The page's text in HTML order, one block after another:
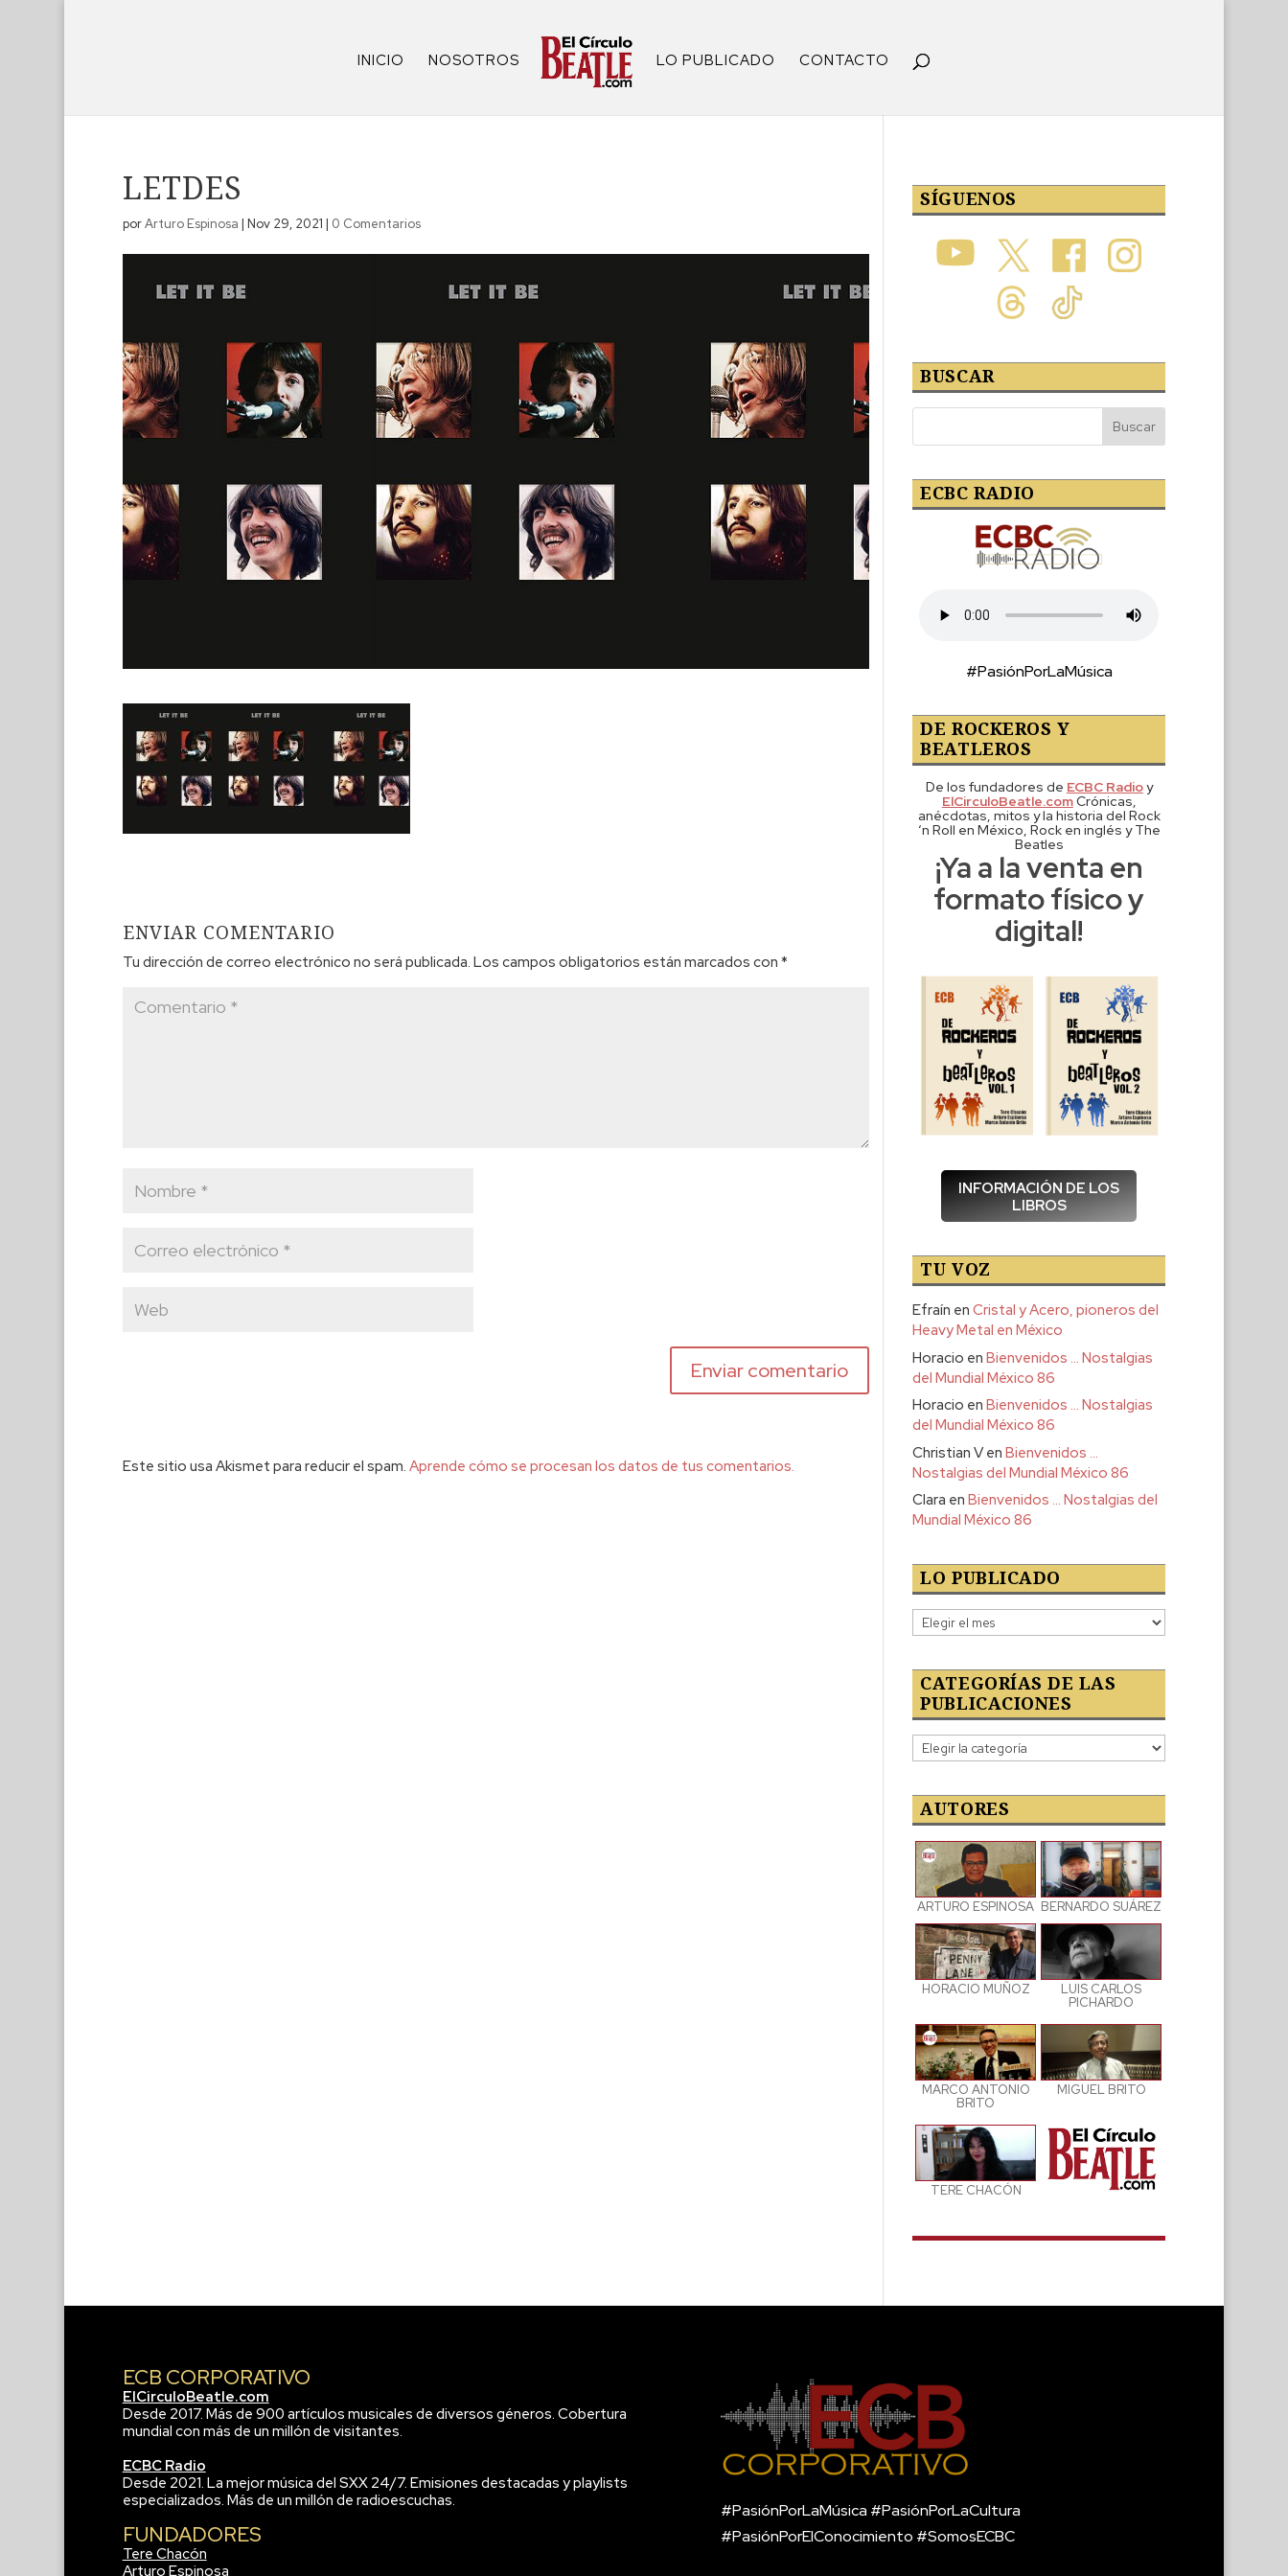
INICIO NOSOTROS LO PUBLICADO CONTACTO
LETDES
porArturo Espinosa | Nov 29, 2021 | 0 Comentarios
ENVIAR COMENTARIO
Tu dirección de correo electrónico no será publicada. Los campos obligatorios están marcados con *
Este sitio usa Akismet para reducir el spam. Aprende cómo se procesan los datos de tus comentarios.
SÍGUENOS
BUSCAR
ECBC RADIO
#PasiónPorLaMúsica
DE ROCKEROS Y
BEATLEROS
De los fundadores de ECBC Radioy
ElCirculoBeatle.comCrónicas,
anécdotas, mitos y la historia del Rock
‘n Roll en México, Rock en inglés y The
Beatles
¡Ya a la venta en
formato físico y
digital!
INFORMACIÓN DE LOS
LIBROS
TU VOZ
Efraín enCristal y Acero, pioneros del
Heavy Metal en México
Horacio enBienvenidos … Nostalgias
del Mundial México 86
Horacio enBienvenidos … Nostalgias
del Mundial México 86
Christian VenBienvenidos …
Nostalgias del Mundial México 86
Clara enBienvenidos … Nostalgias del
Mundial México 86
LO PUBLICADO
Lo
publicado
CATEGORÍAS DE LAS
PUBLICACIONES
Categorías
de
publicaciones
AUTORES
ARTURO ESPINOSA BERNARDO SUÁREZ
HORACIO MUÑOZ
LUIS CARLOS
PICHARDO
MARCO ANTONIO
BRITO
MIGUEL BRITO
TERE CHACÓN
ECB CORPORATIVO
ElCirculoBeatle.com
Desde 2017. Más de 900 artículos musicales de diversos géneros. Cobertura
mundial con más de un millón de visitantes.
ECBC Radio
Desde 2021. La mejor música del SXX 24/7. Emisiones destacadas y playlists
especializados. Más de un millón de radioescuchas.
FUNDADORES
Tere Chacón
Arturo Espinosa
#PasiónPorLaMúsica #PasiónPorLaCultura
#PasiónPorElConocimiento #SomosECBC